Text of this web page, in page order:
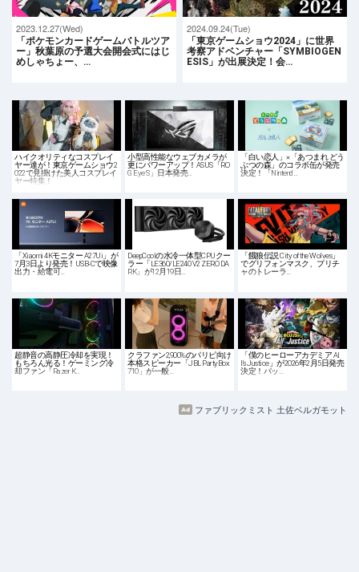
2023.12.27(Wed)
「ポケモンカードゲームバトルツア
ー」秋葉原の予選大会開会式にはじ
めしゃちょー、…
2024.09.24(Tue)
「東京ゲームショウ2024」に世界
考察アドベンチャー「SYMBIOGEN
ESIS」が出展決定！会…
ハイクオリティなコスプレイ
ヤー達が！東京ゲームショウ2
022で見掛けた美人コスプレイ
ヤー特集！
小型高性能なウェブカメラが
更にパワーアップ！ASUS「RO
G Eye S」日本発売…
「白い恋人」×「あつまれ どう
ぶつの森」のコラボ缶が発売
決定！「Nintend…
「Xiaomi 4Kモニター A27Ui」が
7月3日より発売！USB-Cで映像
出力・給電可…
DeepCoolの水冷一体型CPUクー
ラー「LE360/LE240 V2 ZERO DA
RK」が12月19日…
「餓狼伝説 City of the Wolves」
でグリフォンマスク、プリチ
ャのトレーラ…
超静音の高静圧冷却を実現！
もちろん光る！ゲーミング冷
却ファン「Razer K…
クラファン2,900%のパリピ向け
本格スピーカー「JBL PartyBox
710」が一般…
「僕のヒーローアカデミア Al
l's Justice」が2026年2月5日発売
決定！パッ…
ファブリックミスト 土佐ベルガモット